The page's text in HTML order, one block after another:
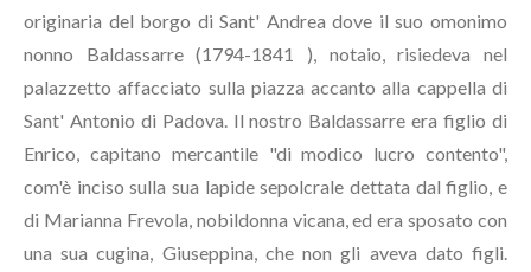
originaria del borgo di Sant' Andrea dove il suo omonimo
nonno Baldassarre (1794-1841 ), notaio, risiedeva nel
palazzetto affacciato sulla piazza accanto alla cappella di
Sant' Antonio di Padova. Il nostro Baldassarre era figlio di
Enrico, capitano mercantile "di modico lucro contento",
com'è inciso sulla sua lapide sepolcrale dettata dal figlio, e
di Marianna Frevola, nobildonna vicana, ed era sposato con
una sua cugina, Giuseppina, che non gli aveva dato figli.